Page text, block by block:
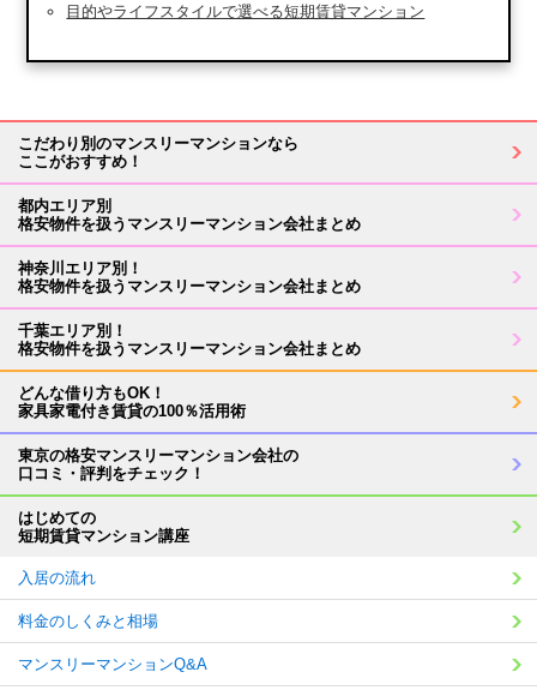
目的やライフスタイルで選べる短期賃貸マンション
こだわり別のマンスリーマンションなら
ここがおすすめ！
都内エリア別
格安物件を扱うマンスリーマンション会社まとめ
神奈川エリア別！
格安物件を扱うマンスリーマンション会社まとめ
千葉エリア別！
格安物件を扱うマンスリーマンション会社まとめ
どんな借り方もOK！
家具家電付き賃貸の100％活用術
東京の格安マンスリーマンション会社の
口コミ・評判をチェック！
はじめての
短期賃貸マンション講座
入居の流れ
料金のしくみと相場
マンスリーマンションQ&A